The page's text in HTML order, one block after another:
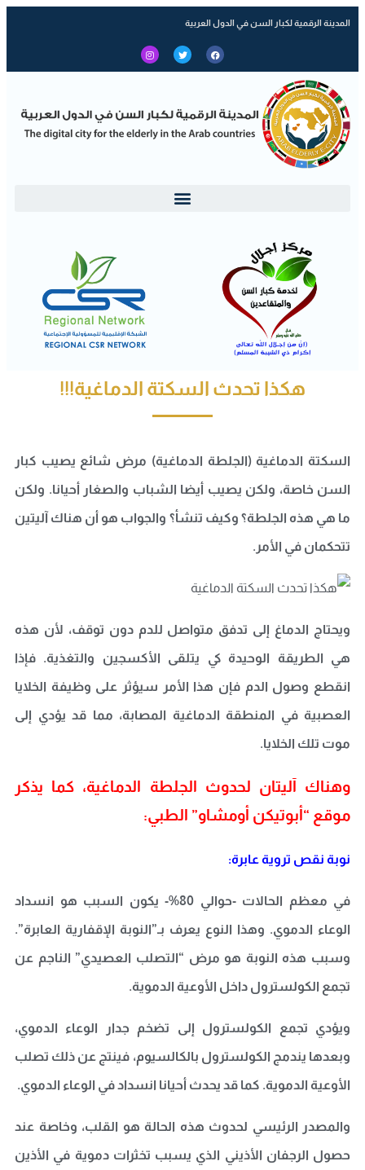
المدينة الرقمية لكبار السن في الدول العربية
هكذا تحدث السكتة الدماغية!!!
السكتة الدماغية (الجلطة الدماغية) مرض شائع يصيب كبار
السن خاصة، ولكن يصيب أيضا الشباب والصغار أحيانا. ولكن
ما هي هذه الجلطة؟ وكيف تنشأ؟ والجواب هو أن هناك آليتين
تتحكمان في الأمر .
ويحتاج الدماغ إلى تدفق متواصل للدم دون توقف، لأن هذه
هي الطريقة الوحيدة كي يتلقى الأكسجين والتغذية. فإذا
انقطع وصول الدم فإن هذا الأمر سيؤثر على وظيفة الخلايا
العصبية في المنطقة الدماغية المصابة، مما قد يؤدي إلى
موت تلك الخلايا.
وهناك آليتان لحدوث الجلطة الدماغية، كما يذكر
موقع “أبوتيكن أومشاو” الطبي:
نوبة نقص تروية عابرة:
في معظم الحالات -حوالي 80%- يكون السبب هو انسداد
الوعاء الدموي. وهذا النوع يعرف بـ”النوبة الإقفارية العابرة”.
وسبب هذه النوبة هو مرض “التصلب العصيدي” الناجم عن
تجمع الكولسترول داخل الأوعية الدموية.
ويؤدي تجمع الكولسترول إلى تضخم جدار الوعاء الدموي،
وبعدها يندمج الكولسترول بالكالسيوم، فينتج عن ذلك تصلب
الأوعية الدموية. كما قد يحدث أحيانا انسداد في الوعاء الدموي.
والمصدر الرئيسي لحدوث هذه الحالة هو القلب، وخاصة عند
حصول الرجفان الأذيني الذي يسبب تخثرات دموية في الأذين